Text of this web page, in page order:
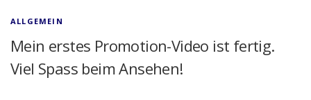
ALLGEMEIN
Mein erstes Promotion-Video ist fertig.
Viel Spass beim Ansehen!